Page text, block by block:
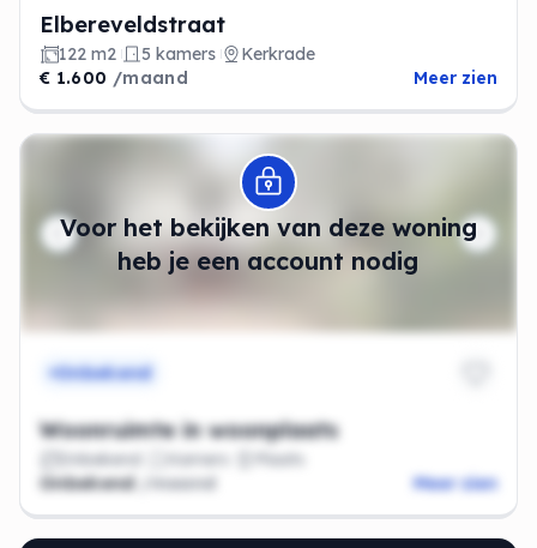
Elbereveldstraat
122 m2 5 kamers
Kerkrade
€ 1.600 /maand Meer zien
Voor het bekijken van deze woning
heb je een account nodig
Modal openen
Onbekend
Woonruimte in woonplaats
Onbekend Kamers
Plaats
Onbekend
/maand Meer zien